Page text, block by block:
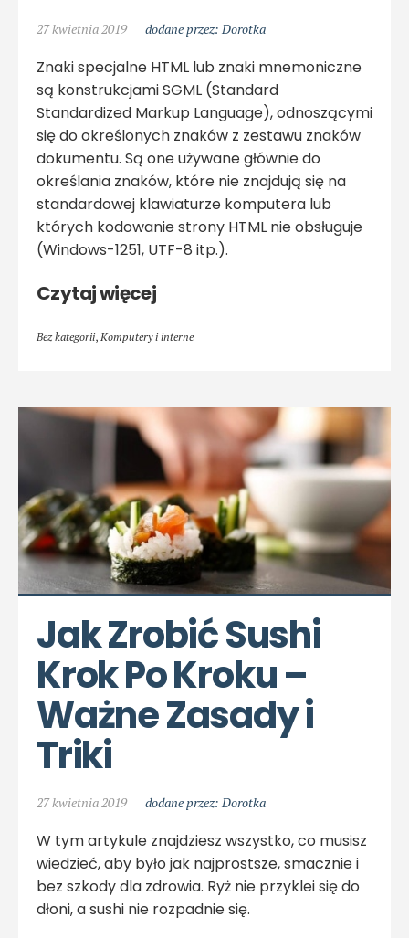
27 kwietnia 2019 dodane przez: Dorotka
Znaki specjalne HTML lub znaki mnemoniczne
są konstrukcjami SGML (Standard
Standardized Markup Language), odnoszącymi
się do określonych znaków z zestawu znaków
dokumentu. Są one używane głównie do
określania znaków, które nie znajdują się na
standardowej klawiaturze komputera lub
których kodowanie strony HTML nie obsługuje
(Windows-1251, UTF-8 itp.).
Czytaj więcej
Bez kategorii, Komputery i interne
Jak Zrobić Sushi
Krok Po Kroku –
Ważne Zasady i
Triki
27 kwietnia 2019 dodane przez: Dorotka
W tym artykule znajdziesz wszystko, co musisz
wiedzieć, aby było jak najprostsze, smacznie i
bez szkody dla zdrowia. Ryż nie przyklei się do
dłoni, a sushi nie rozpadnie się.